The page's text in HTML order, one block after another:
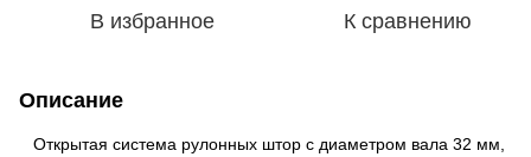
В избранное К сравнению
Описание
Открытая система рулонных штор с диаметром вала 32 мм,